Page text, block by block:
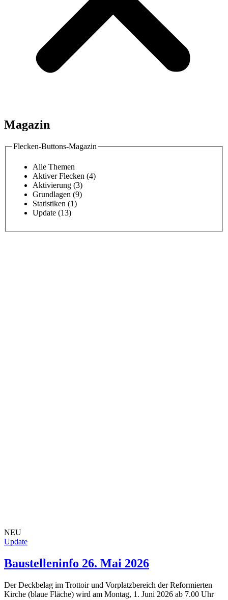
Magazin
Flecken-Buttons-Magazin
Alle Themen
Aktiver Flecken (4)
Aktivierung (3)
Grundlagen (9)
Statistiken (1)
Update (13)
NEU
Update
Baustelleninfo 26. Mai 2026
Der Deckbelag im Trottoir und Vorplatzbereich der Reformierten
Kirche (blaue Fläche) wird am Montag, 1. Juni 2026 ab 7.00 Uhr